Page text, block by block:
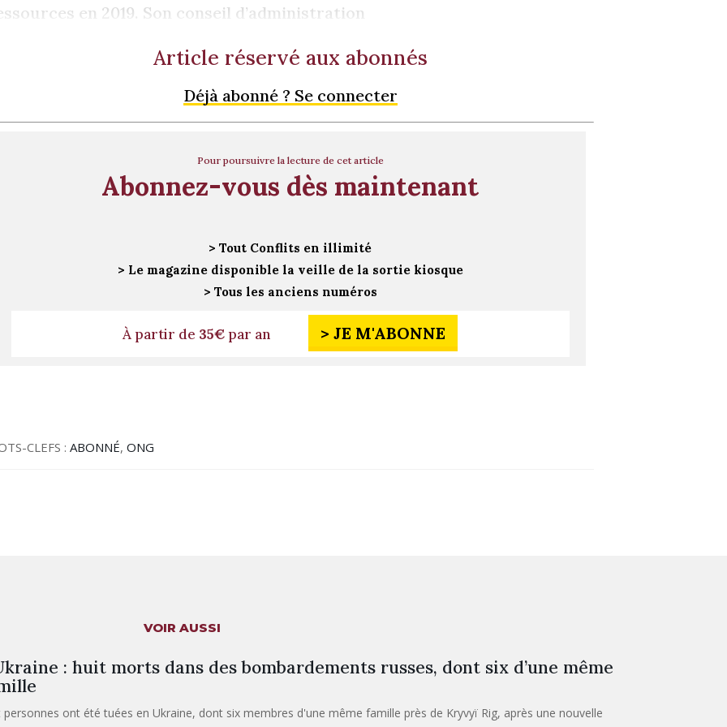
en 2019. Son conseil d’administration
Article réservé aux abonnés
Déjà abonné ? Se connecter
Pour poursuivre la lecture de cet article
Abonnez-vous dès maintenant
> Tout Conflits en illimité
> Le magazine disponible la veille de la sortie kiosque
> Tous les anciens numéros
À partir de 35€par an > JE M'ABONNE
CLEFS :ABONNÉ,ONG
VOIR AUSSI
: huit morts dans des bombardements russes, dont six d’une même
personnes ont été tuées en Ukraine, dont six membres d'une même famille près de Kryvyï Rig, après une nouvelle